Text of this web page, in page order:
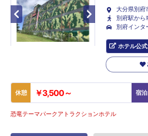
大分県別府
別府駅から
別府インタ
ホテル公
休憩 ￥3,500～ 宿泊
恐竜テーマパークアトラクションホテル